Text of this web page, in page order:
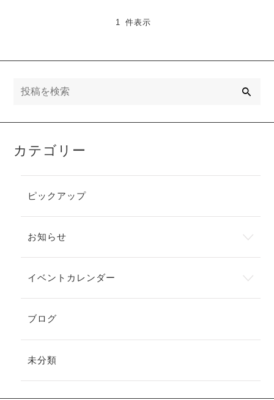
1 件表示
カテゴリー
ピックアップ
お知らせ
イベントカレンダー
ブログ
未分類